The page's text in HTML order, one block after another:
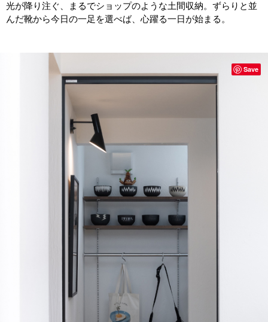
光が降り注ぐ、まるでショップのような土間収納。ずらりと並
んだ靴から今日の一足を選べば、心躍る一日が始まる。
Save